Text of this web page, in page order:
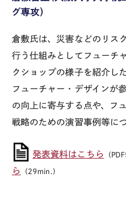
グ専攻）
倉敷氏は、災害などのリス
行う仕組みとしてフューチ
クショップの様子を紹介した
フューチャー・デザインが
の向上に寄与する点や、フ
戦略のための演習事例等に
発表資料はこちら （
ら
（29min.）